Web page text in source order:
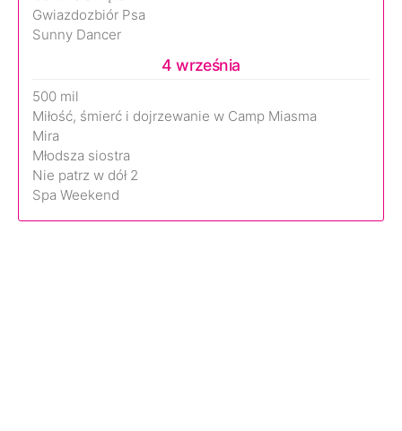
Gwiazdozbiór Psa
Sunny Dancer
4 września
500 mil
Miłość, śmierć i dojrzewanie w Camp Miasma
Mira
Młodsza siostra
Nie patrz w dół 2
Spa Weekend